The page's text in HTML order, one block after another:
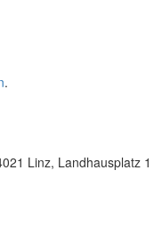
.
Linz, Landhausplatz 1